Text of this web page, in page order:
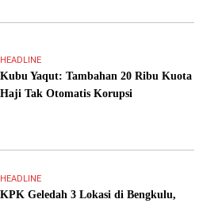
HEADLINE
Kubu Yaqut: Tambahan 20 Ribu Kuota
Haji Tak Otomatis Korupsi
HEADLINE
KPK Geledah 3 Lokasi di Bengkulu,